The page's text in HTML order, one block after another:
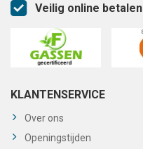
Veilig online betalen
KLANTENSERVICE
Over ons
Openingstijden